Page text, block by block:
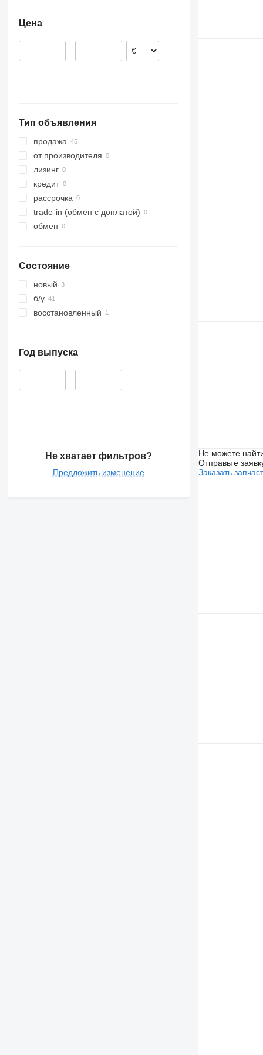
Италия
Испания
Цена
–
Тип объявления
продажа
от производителя
лизинг
кредит
рассрочка
trade-in (обмен с доплатой)
обмен
Состояние
новый
б/у
восстановленный
Год выпуска
–
Не хватает фильтров?
Предложить изменение
Не можете
Отправьте
Заказать